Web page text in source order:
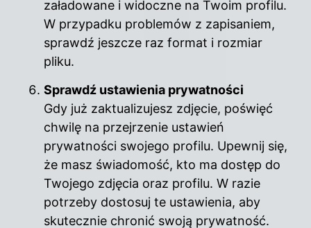
załadowane i widoczne na Twoim profilu.
W przypadku problemów z zapisaniem,
sprawdź jeszcze raz format i rozmiar
pliku.
Sprawdź ustawienia prywatności
Gdy już zaktualizujesz zdjęcie, poświęć
chwilę na przejrzenie ustawień
prywatności swojego profilu. Upewnij się,
że masz świadomość, kto ma dostęp do
Twojego zdjęcia oraz profilu. W razie
potrzeby dostosuj te ustawienia, aby
skutecznie chronić swoją prywatność.